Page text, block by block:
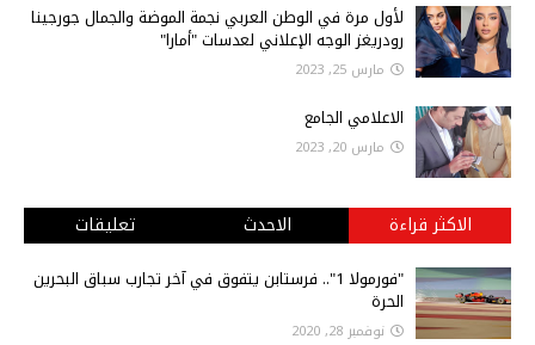
لأول مرة في الوطن العربي نجمة الموضة والجمال جورجينا
رودريغز الوجه الإعلاني لعدسات "أمارا"
مارس 25, 2023
الاعلامي الجامع
مارس 20, 2023
الاكثر قراءة الاحدث تعليقات
"فورمولا 1".. فرستابن يتفوق في آخر تجارب سباق البحرين
الحرة
نوفمبر 28, 2020